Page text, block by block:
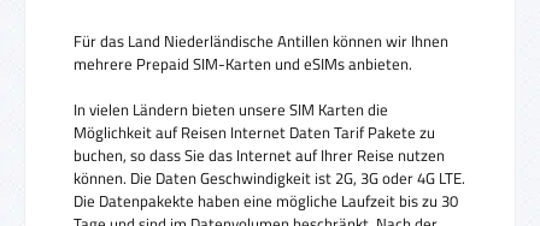
Für das Land Niederländische Antillen können wir Ihnen
mehrere Prepaid SIM-Karten und eSIMs anbieten.
In vielen Ländern bieten unsere SIM Karten die
Möglichkeit auf Reisen Internet Daten Tarif Pakete zu
buchen, so dass Sie das Internet auf Ihrer Reise nutzen
können. Die Daten Geschwindigkeit ist 2G, 3G oder 4G LTE.
Die Datenpakekte haben eine mögliche Laufzeit bis zu 30